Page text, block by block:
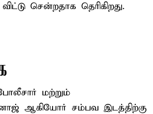
சென்றதாக தெரிகிறது.
மற்றும்
ஆகியோர் சம்பவ இடத்திற்கு